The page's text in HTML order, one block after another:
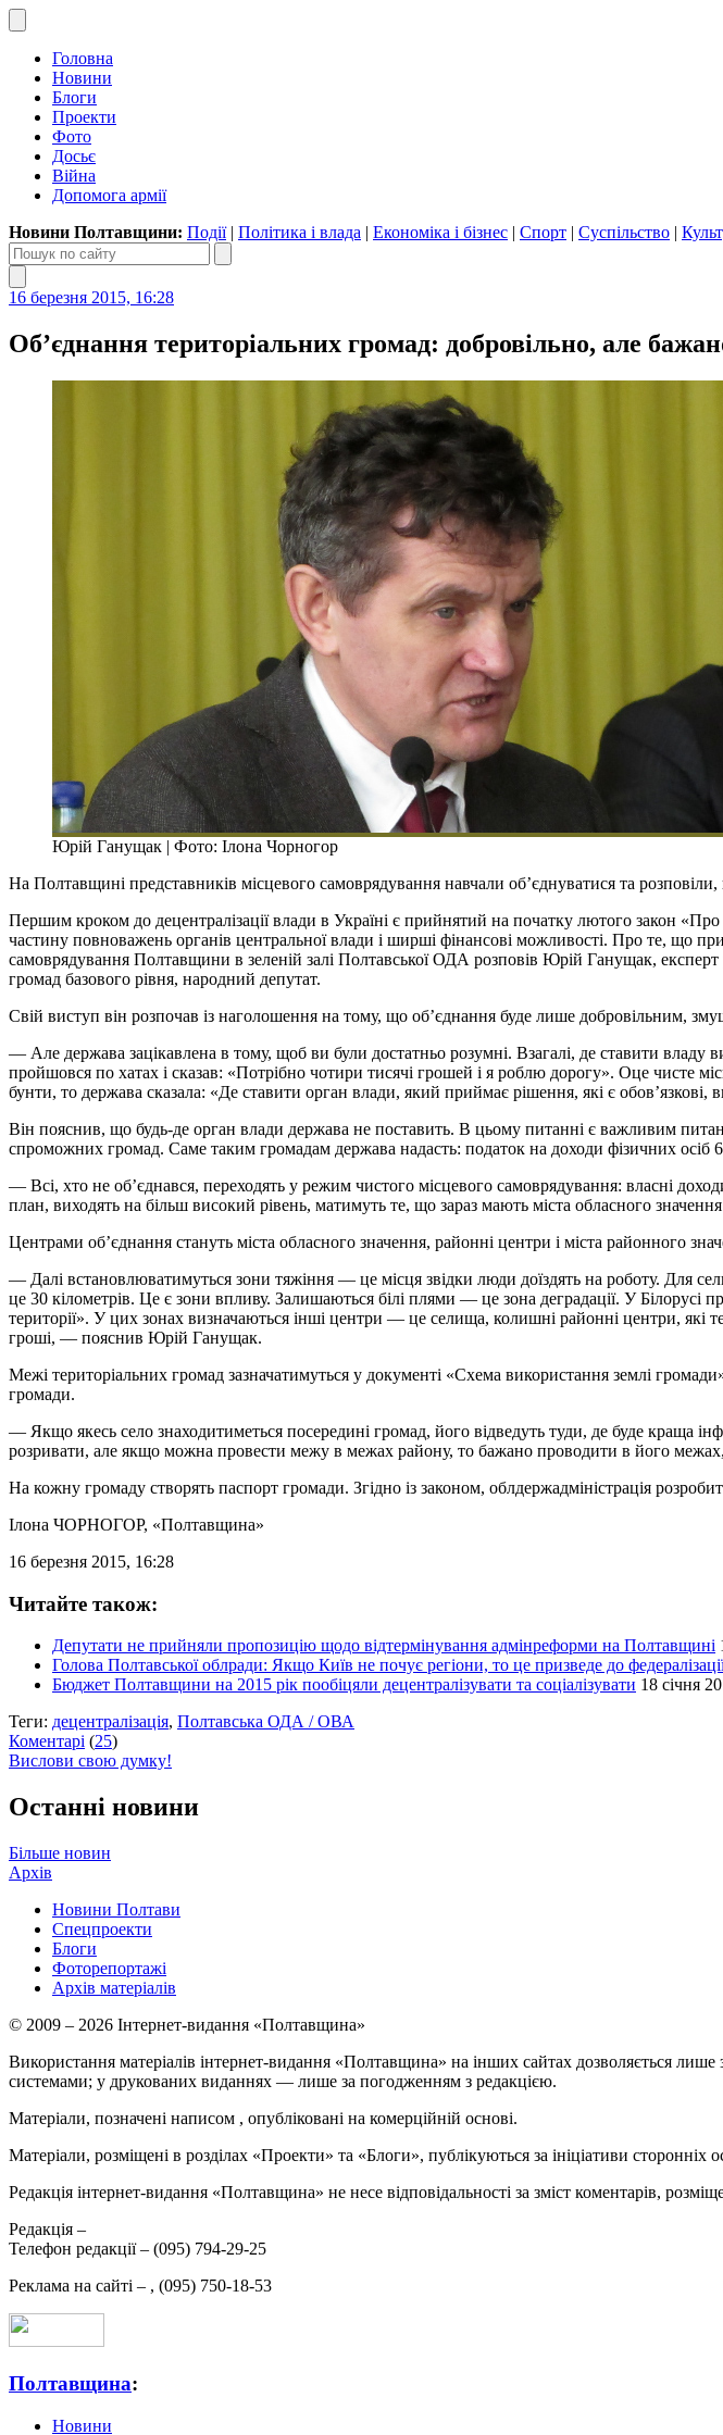
Головна
Новини
Блоги
Проекти
Фото
Досьє
Війна
Допомога армії
Новини Полтавщини: Події| Політика і влада | Економіка і бізнес | Спорт | Суспільство |
16 березня 2015, 16:28
Об’єднання територіальних громад: добровільно, але
Юрій Ганущак | Фото: Ілона Чорногор
На Полтавщині представників місцевого самоврядування навчали об’єднуватися та
Першим кроком до децентралізації влади в Україні є прийнятий на початку лютого закон
частину повноважень органів центральної влади і ширші фінансові можливості. Про те, що
самоврядування Полтавщини в зеленій залі Полтавської ОДА розповів Юрій Ганущак,
громад базового рівня, народний депутат.
Свій виступ він розпочав із наголошення на тому, що об’єднання буде лише добровільним,
— Але держава зацікавлена в тому, щоб ви були достатньо розумні. Взагалі, де ставити
пройшовся по хатах і сказав: «Потрібно чотири тисячі грошей і я роблю дорогу». Оце чисте
бунти, то держава сказала: «Де ставити орган влади, який приймає рішення, які є
Він пояснив, що будь-де орган влади держава не поставить. В цьому питанні є важливим
спроможних громад. Саме таким громадам держава надасть: податок на доходи фізичних осіб
— Всі, хто не об’єднався, переходять у режим чистого місцевого самоврядування: власні
план, виходять на більш високий рівень, матимуть те, що зараз мають міста обласного
Центрами об’єднання стануть міста обласного значення, районні центри і міста районного
— Далі встановлюватимуться зони тяжіння — це місця звідки люди доїздять на роботу. Для
це 30 кілометрів. Це є зони впливу. Залишаються білі плями — це зона деградації. У
території». У цих зонах визначаються інші центри — це селища, колишні районні центри,
гроші, — пояснив Юрій Ганущак.
Межі територіальних громад зазначатимуться у документі «Схема використання землі
громади.
— Якщо якесь село знаходитиметься посередині громад, його відведуть туди, де буде краща
розривати, але якщо можна провести межу в межах району, то бажано проводити в його
На кожну громаду створять паспорт громади. Згідно із законом, облдержадміністрація
Ілона ЧОРНОГОР, «Полтавщина»
16 березня 2015, 16:28
Читайте також:
Депутати не прийняли пропозицію щодо відтермінування адмінреформи на Полтавщині
Голова Полтавської облради: Якщо Київ не почує регіони, то це призведе до
Бюджет Полтавщини на 2015 рік пообіцяли децентралізувати та соціалізувати 18 січня
Теги: децентралізація, Полтавська ОДА / ОВА
Коментарі (25)
Вислови свою думку!
Останні новини
Більше новин
Архів
Новини Полтави
Спецпроекти
Блоги
Фоторепортажі
Архів матеріалів
© 2009 – 2026 Інтернет-видання «Полтавщина»
Використання матеріалів інтернет-видання «Полтавщина» на інших сайтах дозволяється лише
системами; у друкованих виданнях — лише за погодженням з редакцією.
Матеріали, позначені написом , опубліковані на комерційній основі.
Матеріали, розміщені в розділах «Проекти» та «Блоги», публікуються за ініціативи сторонніх
Редакція інтернет-видання «Полтавщина» не несе відповідальності за зміст коментарів,
Редакція –
Телефон редакції – (095) 794-29-25
Реклама на сайті – , (095) 750-18-53
Полтавщина:
Новини